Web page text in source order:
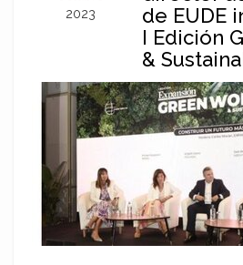
2023
de EUDE
I Edición
&
diario